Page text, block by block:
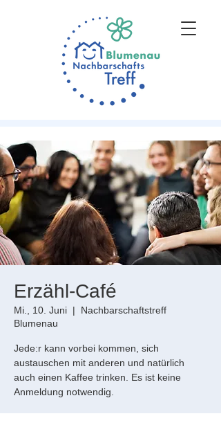
Erzähl-Café
Mi., 10. Juni
  |
Nachbarschaftstreff
Blumenau
Jede:r kann vorbei kommen, sich
austauschen mit anderen und natürlich
auch einen Kaffee trinken. Es ist keine
Anmeldung notwendig.